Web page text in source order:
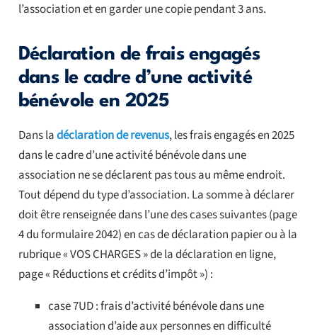
l’association et en garder une copie pendant 3 ans.
Déclaration de frais engagés
dans le cadre d’une activité
bénévole en 2025
Dans ladéclaration de revenus, les frais engagés en 2025
dans le cadre d’une activité bénévole dans une
association ne se déclarent pas tous au même endroit.
Tout dépend du type d’association. La somme à déclarer
doit être renseignée dans l’une des cases suivantes (page
4 du formulaire 2042) en cas de déclaration papier ou à la
rubrique « VOS CHARGES » de la déclaration en ligne,
page « Réductions et crédits d’impôt ») :
case 7UD : frais d’activité bénévole dans une
association d’aide aux personnes en difficulté